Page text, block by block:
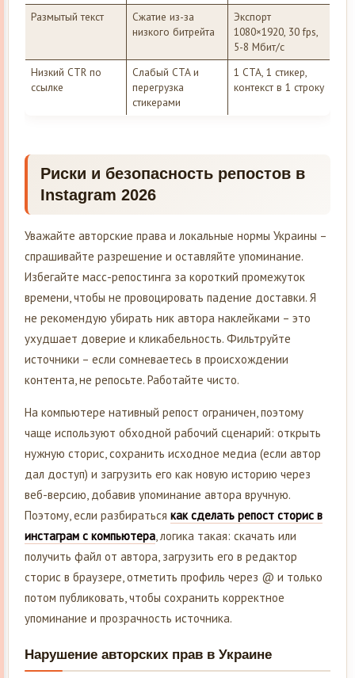
Размытый текст
Сжатие из-за
низкого битрейта
Экспорт
1080×1920, 30 fps,
5-8 Мбит/с
Низкий CTR по
ссылке
Слабый CTA и
перегрузка
стикерами
1 CTA, 1 стикер,
контекст в 1 строку
Риски и безопасность репостов в
Instagram 2026
Уважайте авторские права и локальные нормы Украины –
спрашивайте разрешение и оставляйте упоминание.
Избегайте масс-репостинга за короткий промежуток
времени, чтобы не провоцировать падение доставки. Я
не рекомендую убирать ник автора наклейками – это
ухудшает доверие и кликабельность. Фильтруйте
источники – если сомневаетесь в происхождении
контента, не репосьте. Работайте чисто.
На компьютере нативный репост ограничен, поэтому
чаще используют обходной рабочий сценарий: открыть
нужную сторис, сохранить исходное медиа (если автор
дал доступ) и загрузить его как новую историю через
веб-версию, добавив упоминание автора вручную.
Поэтому, если разбираться как сделать репост сторис в
инстаграм с компьютера , логика такая: скачать или
получить файл от автора, загрузить его в редактор
сторис в браузере, отметить профиль через @ и только
потом публиковать, чтобы сохранить корректное
упоминание и прозрачность источника.
Нарушение авторских прав в Украине